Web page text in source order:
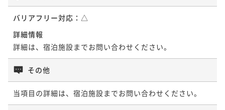
バリアフリー対応： △
詳細情報
詳細は、宿泊施設までお問い合わせください。
その他
当項目の詳細は、宿泊施設までお問い合わせください。